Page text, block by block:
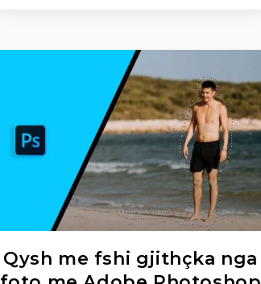
Qysh me fshi gjithçka nga